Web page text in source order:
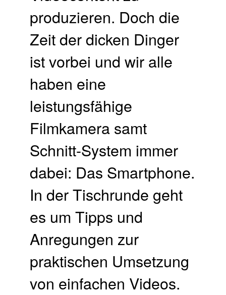
produzieren. Doch die
Zeit der dicken Dinger
ist vorbei und wir alle
haben eine
leistungsfähige
Filmkamera samt
Schnitt-System immer
dabei: Das Smartphone.
In der Tischrunde geht
es um Tipps und
Anregungen zur
praktischen Umsetzung
von einfachen Videos.